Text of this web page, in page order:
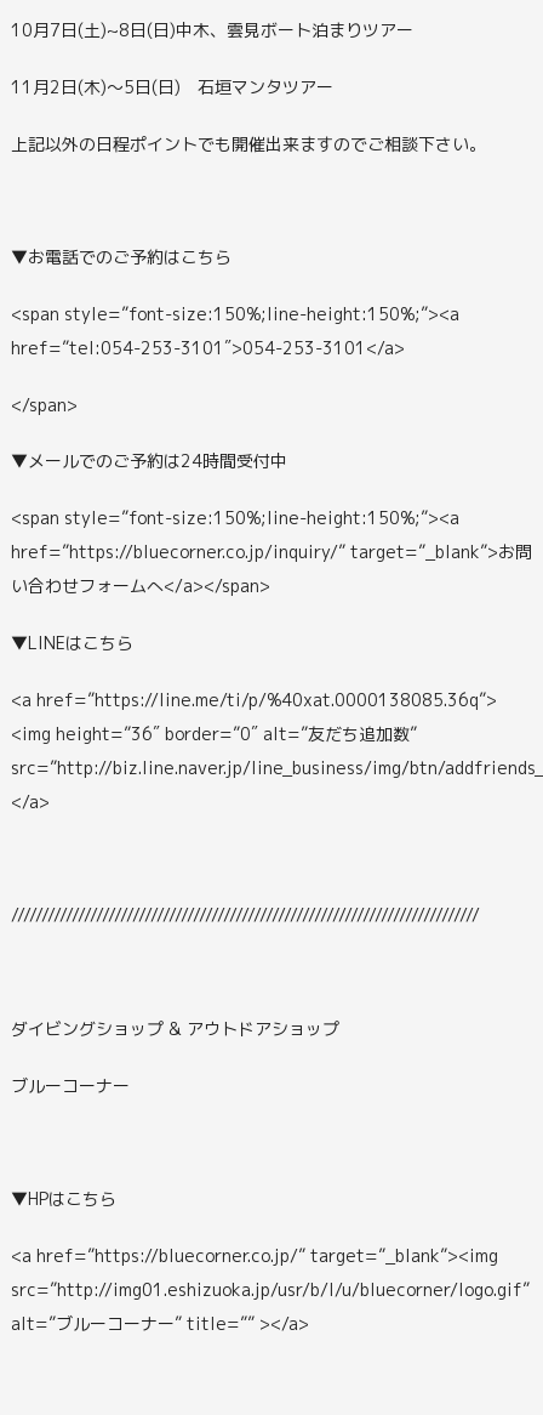
10月7日(土)~8日(日)中木、雲見ボート泊まりツアー
11月2日(木)～5日(日) 石垣マンタツアー
上記以外の日程ポイントでも開催出来ますのでご相談下さい。
▼お電話でのご予約はこちら
<span style=”font-size:150%;line-height:150%;”><a
href=”tel:054-253-3101″>054-253-3101</a>
</span>
▼メールでのご予約は24時間受付中
<span style=”font-size:150%;line-height:150%;”><a
href=”https://bluecorner.co.jp/inquiry/” target=”_blank”>お問
い合わせフォームへ</a></span>
▼LINEはこちら
<a href=”https://line.me/ti/p/%40xat.0000138085.36q”>
<img height=”36″ border=”0″ alt=”友だち追加数”
src=”http://biz.line.naver.jp/line_business/img/btn/
</a>
/////////////////////////////////////////////////////////////////////////////
ダイビングショップ & アウトドアショップ
ブルーコーナー
▼HPはこちら
<a href=”https://bluecorner.co.jp/” target=”_blank”><img
src=”http://img01.eshizuoka.jp/usr/b/l/u/bluecorner/logo.gif”
alt=”ブルーコーナー” title=”” ></a>